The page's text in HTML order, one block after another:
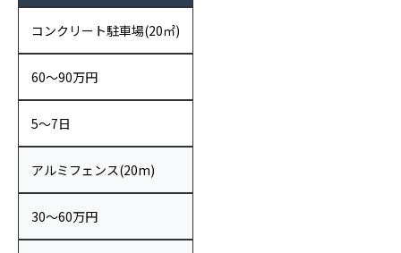
コンクリート駐車場(20㎡)
60〜90万円
5〜7日
アルミフェンス(20m)
30〜60万円